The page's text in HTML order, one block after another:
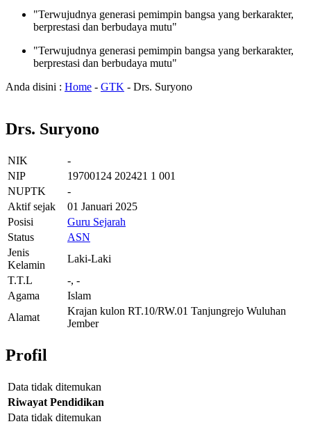
"Terwujudnya generasi pemimpin bangsa yang berkarakter,
berprestasi dan berbudaya mutu"
"Terwujudnya generasi pemimpin bangsa yang berkarakter,
berprestasi dan berbudaya mutu"
Anda disini : Home - GTK - Drs. Suryono
Drs. Suryono
NIK
-
NIP
19700124 202421 1 001
NUPTK
-
Aktif sejak
01 Januari 2025
Posisi
Guru Sejarah
Status
ASN
Jenis
Kelamin
Laki-Laki
T.T.L
-, -
Agama
Islam
Alamat
Krajan kulon RT.10/RW.01 Tanjungrejo Wuluhan
Jember
Profil
Data tidak ditemukan
Riwayat Pendidikan
Data tidak ditemukan